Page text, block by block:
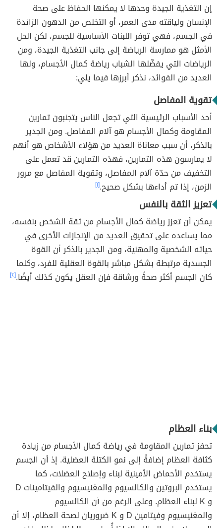
إن التغذية الجيدة وحدها لا يمكنها الحفاظ على صحة
الإنسان ولياقته مدى العمر، أو التخلص من الدهون الزائدة
في الجسم، فهي توفر اللبنات الأساسية للجسم، لكن الحل
الأمثل هو ممارسة الرياضة إلى جانب التغذية الجيدة، ومن
الرياضات التي يفضّلها الشباب رياضة كمال الأجسام، ولها
العديد من الفوائد، نذكر أبرزها فيما يلي:
تقوية المفاصل
أحد الأسباب الرئيسية التي تجعل الناس يتجنبون تمارين
المقاومة وكمال الأجسام هو آلام المفاصل. ومن الجدير
بالذكر، أن سبب معاناة العديد من هؤلاء الأشخاص هو أنهم
لا يمارسون هذه التمارين، فهذه التمارين قد تعمل على
التخفيف من حدّة آلام المفاصل، وتقوية المفاصل مع مرور
الزمن، إذا تم أداءها بشكل صحيح.[١]
تعزيز الثقة بالنفس
يمكن أن تعزز رياضة كمال الأجسام من ثقة الشخص بنفسه،
مما يساعده على تحقيق العديد من الإنجازات الأخرى في
حياته الشخصية والمهنية، ومن الجدير بالذكر أن القوة
الجسدية مرتبطة بشكل مباشر بالقوة العقلية للفرد، وكلما
كان الجسم أكثر صحةً ورشاقة فإن العقل يكون كذلك أيضًا.[٢]
بناء العظام
تحفز تمارين المقاومة في رياضة كمال الأجسام من زيادة
كثافة العظام إضافةً إلى نمو الكتلة العضلية. إذ أن الجسم
يستخدم الأحماض الأمينية لبناء وإصلاح العضلات، كما
يستخدم البروتين والكالسيوم والمغنيسيوم والفيتامينات D
و K لبناء العظام. وعلى الرغم من أن الكالسيوم
والمغنيسيوم وفيتامين D و K ضروريان لصحة العظام، إلا أن